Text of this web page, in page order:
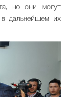
но они могут
в дальнейшем их